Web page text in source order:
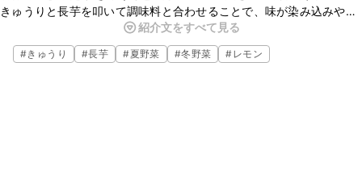
きゅうりと長芋を叩いて調味料と合わせることで、味が染み込みやす
レモンの酸味と爽やかな香りがシャキシャキ野菜に合い、とっても美
味しいのでぜひ作ってみてくださいね。
紹介文をすべて見る
#きゅうり #長芋 #夏野菜 #冬野菜 #レモン